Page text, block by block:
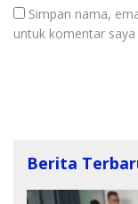
Simpan nama,
untuk komentar saya
Berita